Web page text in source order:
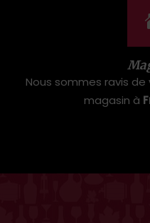
Nous sommes ravis
magasin à